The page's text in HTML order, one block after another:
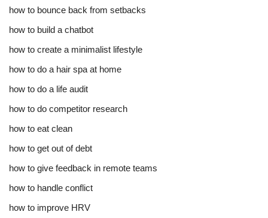
how to bounce back from setbacks
how to build a chatbot
how to create a minimalist lifestyle
how to do a hair spa at home
how to do a life audit
how to do competitor research
how to eat clean
how to get out of debt
how to give feedback in remote teams
how to handle conflict
how to improve HRV